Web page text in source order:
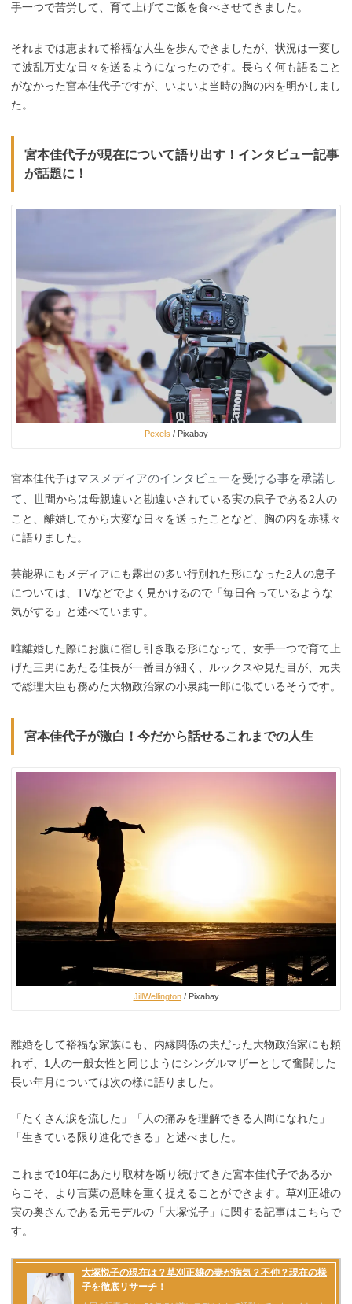
手一つで苦労して、育て上げてご飯を食べさせてきました。
それまでは恵まれて裕福な人生を歩んできましたが、状況は一変し
て波乱万丈な日々を送るようになったのです。長らく何も語ること
がなかった宮本佳代子ですが、いよいよ当時の胸の内を明かしまし
た。
宮本佳代子が現在について語り出す！インタビュー記事
が話題に！
Pexels / Pixabay
宮本佳代子はマスメディアのインタビューを受ける事を承諾し
て
、世間からは母親違いと勘違いされている実の息子である2人の
こと、離婚してから大変な日々を送ったことなど、胸の内を赤裸々
に語りました。
芸能界にもメディアにも露出の多い行別れた形になった2人の息子
については、TVなどでよく見かけるので「毎日合っているような
気がする」と述べています。
唯離婚した際にお腹に宿し引き取る形になって、女手一つで育て上
げた三男にあたる佳長が一番目が細く、ルックスや見た目が、元夫
で総理大臣も務めた大物政治家の小泉純一郎に似ているそうです。
宮本佳代子が激白！今だから話せるこれまでの人生
JillWellington/ Pixabay
離婚をして裕福な家族にも、内縁関係の夫だった大物政治家にも頼
れず、1人の一般女性と同じようにシングルマザーとして奮闘した
長い年月については次の様に語りました。
「たくさん涙を流した」「人の痛みを理解できる人間になれた」
「生きている限り進化できる」と述べました。
これまで10年にあたり取材を断り続けてきた宮本佳代子であるか
らこそ、より言葉の意味を重く捉えることができます。草刈正雄の
実の奥さんである元モデルの「大塚悦子」に関する記事はこちらで
す。